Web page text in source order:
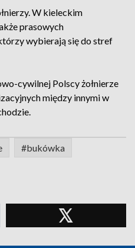
W kieleckim
prasowych
wybierają się do stref
cywilnej Polscy żołnierze
między innymi w
#bukówka